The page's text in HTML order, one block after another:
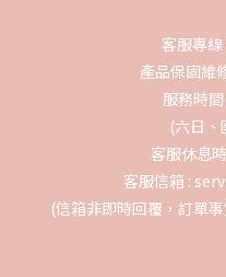
客服專
產品保固維
服務時
(六日、
客服休息
客服信箱 :
(信箱非即時回覆，訂單